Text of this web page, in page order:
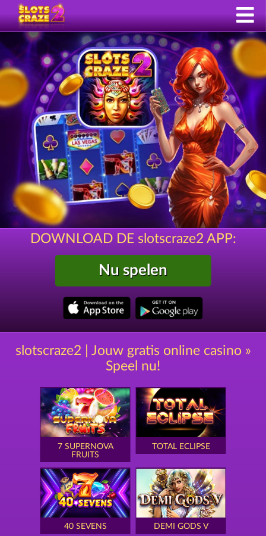
DOWNLOAD DE slotscraze2 APP:
Nu spelen
slotscraze2 | Jouw gratis online casino »
Speel nu!
7 SUPERNOVA
FRUITS
TOTAL ECLIPSE
40 SEVENS DEMI GODS V